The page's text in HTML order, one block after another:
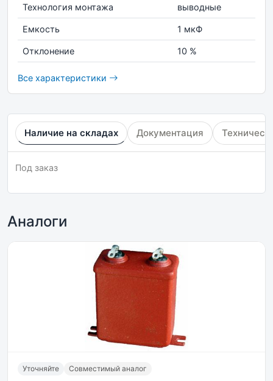
Технология монтажа выводные
Емкость 1 мкФ
Отклонение 10 %
Все характеристики
Наличие на складах Документация
Под заказ
Аналоги
Уточняйте Совместимый аналог